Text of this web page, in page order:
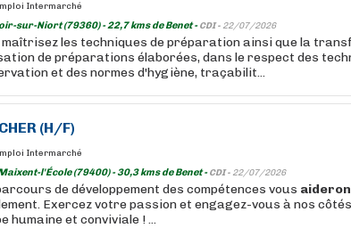
Intermarché
sur-Niort (79360) - 22,7 kms de Benet -CDI - 22/07/2026
maîtrisez les techniques de préparation ainsi que la
de préparations élaborées, dans le respect des
et des normes d'hygiène, traçabilit...
(H/F)
Intermarché
l'École (79400) - 30,3 kms de Benet -CDI - 22/07/2026
de développement des compétences vous
Exercez votre passion et engagez-vous à nos
humaine et conviviale ! ...